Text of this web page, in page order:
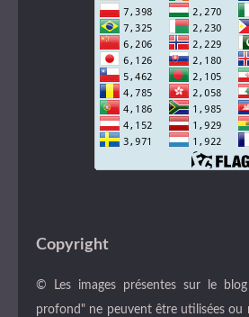
Copyright
© Les images présentes sur le
profond" ne peuvent être utilisées ou